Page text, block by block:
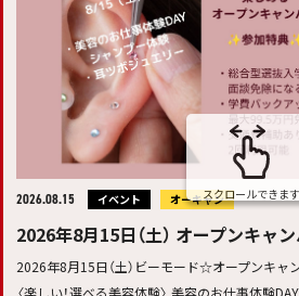
2026.08.15 イベント オーキャン
2026年8月15日（土） オープンキャ
2026年8月15日（土）ビーモード☆オープンキャ
〈楽しい！選べる美容体験〉 美容のお仕事体験
スクロールできます